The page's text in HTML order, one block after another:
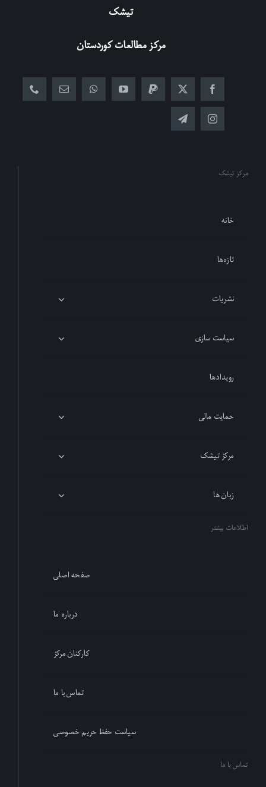
تیشک
مرکز مطالعات کوردستان
مرکز تیشک
خانه
تازەها
نشریات
سیاست سازی
رویدادها
حمایت مالی
مرکز تیشک
زبان ها
اطلاعات بیشتر
صفحه اصلی
درباره ما
کارکنان مرکز
تماس با ما
سیاست حفظ حریم خصوصی
تماس با ما